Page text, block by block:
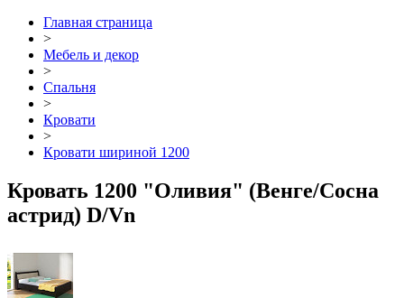
Главная страница
>
Мебель и декор
>
Спальня
>
Кровати
>
Кровати шириной 1200
Кровать 1200 "Оливия" (Венге/Сосна
астрид) D/Vn